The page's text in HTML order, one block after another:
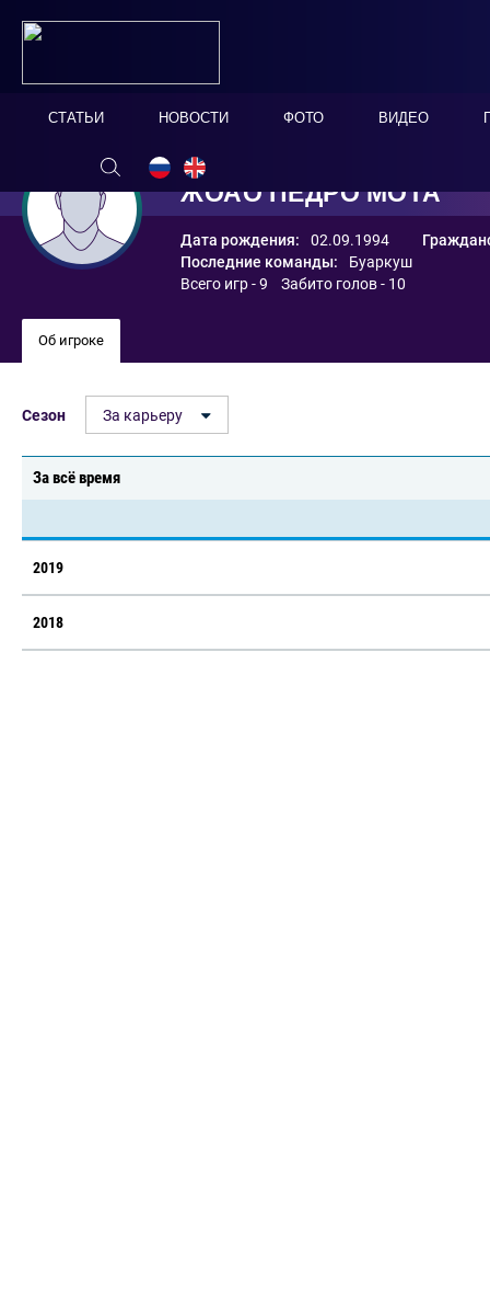
СТАТЬИ НОВОСТИ ФОТО ВИДЕО
ЖОАО ПЕДРО МОТА
Дата рождения: 02.09.1994
Последние команды:
Буаркуш
Всего игр - 9 Забито голов - 10
Об игроке
Сезон За карьеру
За всё время
2019
2018